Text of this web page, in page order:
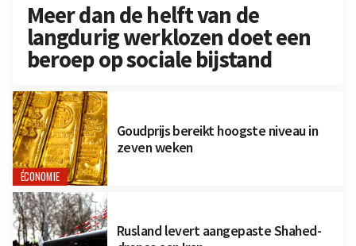
Meer dan de helft van de
langdurig werklozen doet een
beroep op sociale bijstand
ÉCONOMIE
Goudprijs bereikt hoogste niveau in
zeven weken
Rusland levert aangepaste Shahed-